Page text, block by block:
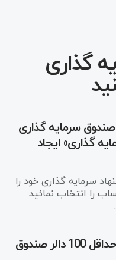
گذاری
سرمایه‌ گذاری
گذاری» ایجاد
سرمایه گذاری خود را
را انتخاب نمائید:
احراز هویت کرده و حداقل 100 دالر صندوق